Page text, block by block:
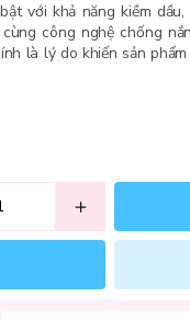
với khả năng kiềm
công nghệ chống
là lý do khiến sản